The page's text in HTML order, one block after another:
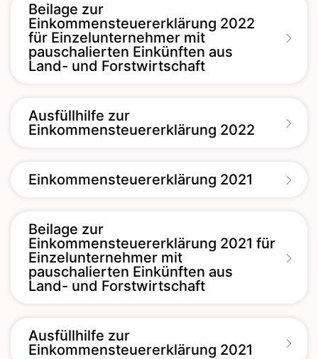
Beilage zur
Einkommensteuererklärung 2022
für Einzelunternehmer mit
pauschalierten Einkünften aus
Land- und Forstwirtschaft
Ausfüllhilfe zur
Einkommensteuererklärung 2022
Einkommensteuererklärung 2021
Beilage zur
Einkommensteuererklärung 2021 für
Einzelunternehmer mit
pauschalierten Einkünften aus
Land- und Forstwirtschaft
Ausfüllhilfe zur
Einkommensteuererklärung 2021